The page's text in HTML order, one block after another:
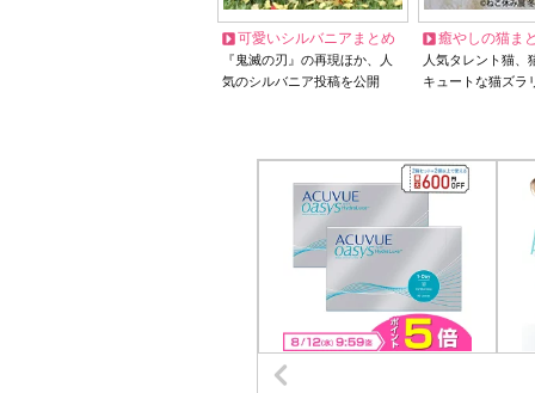
可愛いシルバニアまとめ
『鬼滅の刃』の再現ほか、人
気のシルバニア投稿を公開
癒やしの猫ま
人気タレント猫
キュートな猫ズラ